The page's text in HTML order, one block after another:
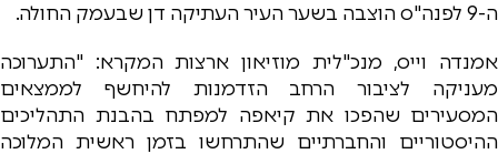
ה-9 לפנה"ס הוצבה בשער העיר העתיקה דן שבעמק החולה.
אמנדה וייס, מנכ"לית מוזיאון ארצות המקרא: "התערוכה
מעניקה לציבור הרחב הזדמנות להיחשף לממצאים
המסעירים שהפכו את קיאפה למפתח בהבנת התהליכים
ההיסטוריים והחברתיים שהתרחשו בזמן ראשית המלוכה